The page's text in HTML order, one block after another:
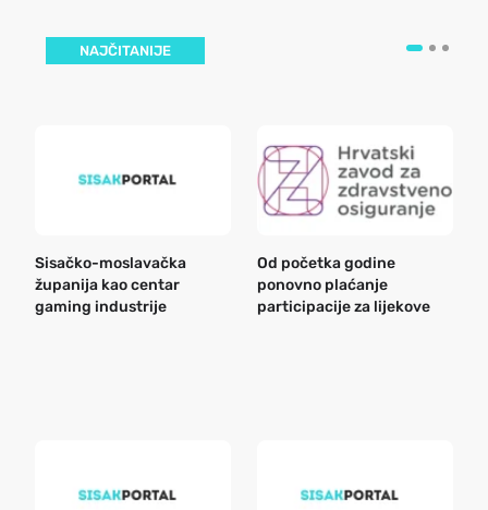
NAJČITANIJE
Sisačko-moslavačka
županija kao centar
gaming industrije
Od početka godine
ponovno plaćanje
participacije za lijekove